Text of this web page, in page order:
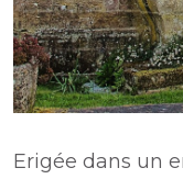
Erigée dans un